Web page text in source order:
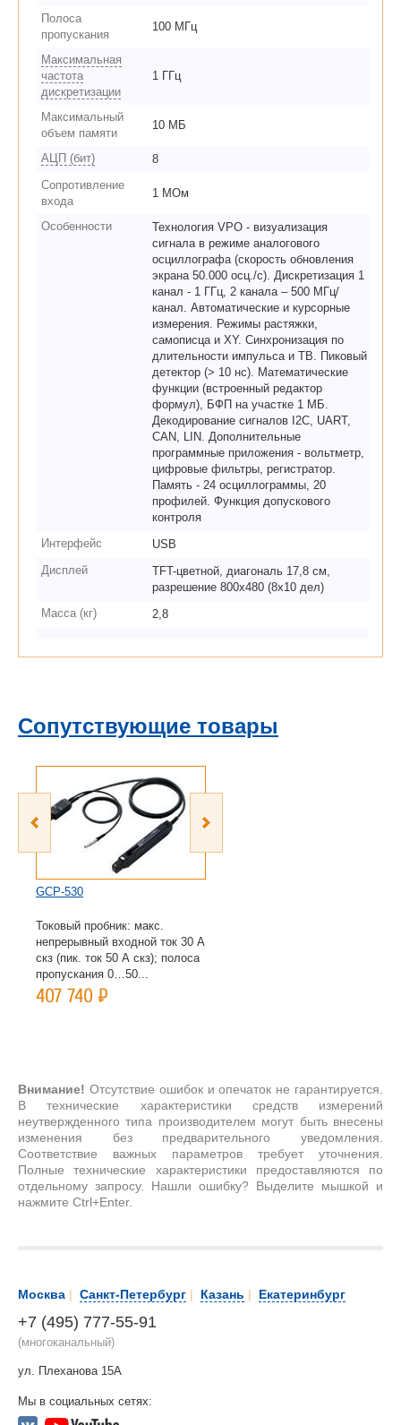
Полоса
пропускания
100 МГц
Максимальная
частота
дискретизации
1 ГГц
Максимальный
объем памяти
10 МБ
АЦП (бит)
8
Сопротивление
входа
1 МОм
Особенности
Технология VPO - визуализация
сигнала в режиме аналогового
осциллографа (скорость обновления
экрана 50.000 осц./с). Дискретизация 1
канал - 1 ГГц, 2 канала – 500 МГц/
канал. Автоматические и курсорные
измерения. Режимы растяжки,
самописца и XY. Синхронизация по
длительности импульса и ТВ. Пиковый
детектор (> 10 нс). Математические
функции (встроенный редактор
формул), БФП на участке 1 МБ.
Декодирование сигналов I2C, UART,
CAN, LIN. Дополнительные
программные приложения - вольтметр,
цифровые фильтры, регистратор.
Память - 24 осциллограммы, 20
профилей. Функция допускового
контроля
Интерфейс
USB
Дисплей
TFT-цветной, диагональ 17,8 см,
разрешение 800х480 (8х10 дел)
Масса (кг)
2,8
Сопутствующие товары
GCP-530
Токовый пробник: макс.
непрерывный входной ток 30 А
скз (пик. ток 50 А скз); полоса
пропускания 0…50...
407 740Р
Внимание! Отсутствие ошибок и опечаток не гарантируется.
В технические характеристики средств измерений
неутвержденного типа производителем могут быть внесены
изменения без предварительного уведомления.
Соответствие важных параметров требует уточнения.
Полные технические характеристики предоставляются по
отдельному запросу. Нашли ошибку? Выделите мышкой и
нажмите Ctrl+Enter.
Москва | Санкт-Петербург | Казань | Екатеринбург
+7 (495) 777-55-91
(многоканальный)
ул. Плеханова 15А
Мы в социальных сетях: